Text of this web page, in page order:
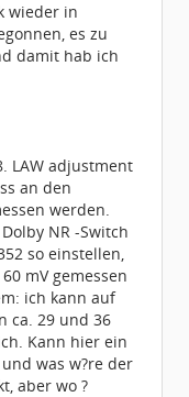
wieder in
es zu
damit hab ich
LAW adjustment
an den
werden.
NR -Switch
so einstellen,
mV gemessen
ich kann auf
ca. 29 und 36
Kann hier ein
was w?re der
aber wo ?